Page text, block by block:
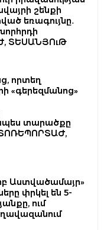
շենքի
եռագույնը․
ՏԵՍԱՆՅՈւԹ
որտեղ
«գերեզմանոց»
տարածքը
Աստվածամայր»
փրկել են 5-
ում